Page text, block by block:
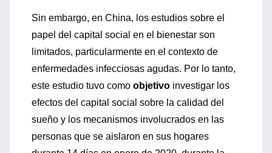
Sin embargo, en China, los estudios sobre el
papel del capital social en el bienestar son
limitados, particularmente en el contexto de
enfermedades infecciosas agudas. Por lo tanto,
este estudio tuvo como objetivo investigar los
efectos del capital social sobre la calidad del
sueño y los mecanismos involucrados en las
personas que se aislaron en sus hogares